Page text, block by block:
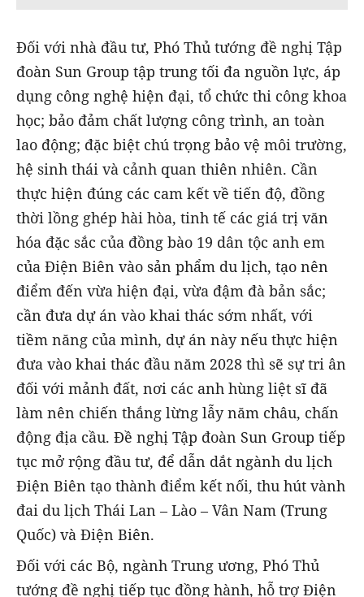
Đối với nhà đầu tư, Phó Thủ tướng đề nghị Tập
đoàn Sun Group tập trung tối đa nguồn lực, áp
dụng công nghệ hiện đại, tổ chức thi công khoa
học; bảo đảm chất lượng công trình, an toàn
lao động; đặc biệt chú trọng bảo vệ môi trường,
hệ sinh thái và cảnh quan thiên nhiên. Cần
thực hiện đúng các cam kết về tiến độ, đồng
thời lồng ghép hài hòa, tinh tế các giá trị văn
hóa đặc sắc của đồng bào 19 dân tộc anh em
của Điện Biên vào sản phẩm du lịch, tạo nên
điểm đến vừa hiện đại, vừa đậm đà bản sắc;
cần đưa dự án vào khai thác sớm nhất, với
tiềm năng của mình, dự án này nếu thực hiện
đưa vào khai thác đầu năm 2028 thì sẽ sự tri ân
đối với mảnh đất, nơi các anh hùng liệt sĩ đã
làm nên chiến thắng lừng lẫy năm châu, chấn
động địa cầu. Đề nghị Tập đoàn Sun Group tiếp
tục mở rộng đầu tư, để dẫn dắt ngành du lịch
Điện Biên tạo thành điểm kết nối, thu hút vành
đai du lịch Thái Lan – Lào – Vân Nam (Trung
Quốc) và Điện Biên.
Đối với các Bộ, ngành Trung ương, Phó Thủ
tướng đề nghị tiếp tục đồng hành, hỗ trợ Điện